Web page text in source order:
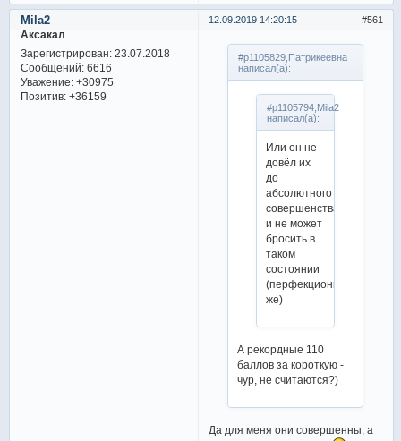
561
12.09.2019 14:20:15
Mila2
Аксакал
Зарегистрирован: 23.07.2018
Сообщений:6616
Уважение: +30975
Позитив: +36159
#p1105829,Патрикеевна
написал(а):
#p1105794,Mila2
написал(а):
Или он не
довёл их
до
абсолютного
совершенства
и не может
бросить в
таком
состоянии
(перфекционист
же)
А рекордные 110
баллов за короткую -
чур, не считаются?)
Да для меня они совершенны, а